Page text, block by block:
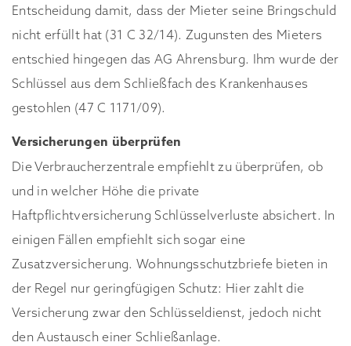
Entscheidung damit, dass der Mieter seine Bringschuld
nicht erfüllt hat (31 C 32/14). Zugunsten des Mieters
entschied hingegen das AG Ahrensburg. Ihm wurde der
Schlüssel aus dem Schließfach des Krankenhauses
gestohlen (47 C 1171/09).
Versicherungen überprüfen
Die Verbraucherzentrale empfiehlt zu überprüfen, ob
und in welcher Höhe die private
Haftpflichtversicherung Schlüsselverluste absichert. In
einigen Fällen empfiehlt sich sogar eine
Zusatzversicherung. Wohnungsschutzbriefe bieten in
der Regel nur geringfügigen Schutz: Hier zahlt die
Versicherung zwar den Schlüsseldienst, jedoch nicht
den Austausch einer Schließanlage.